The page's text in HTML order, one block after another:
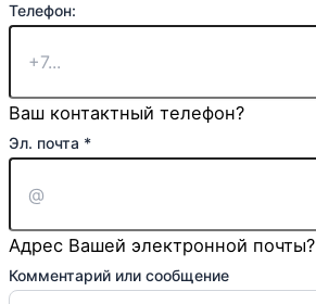
Телефон:
Ваш контактный телефон?
Эл. почта *
Адрес Вашей электронной почты?
Комментарий или сообщение